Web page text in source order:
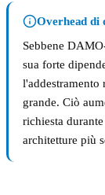
Overhead di
Sebbene
sua forte
grande. Ciò
richiesta
architetture più